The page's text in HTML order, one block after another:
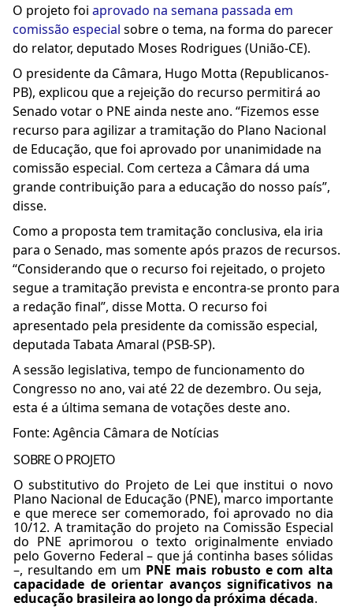
O projeto foi aprovado na semana passada em
comissão especial sobre o tema, na forma do parecer
do relator, deputado Moses Rodrigues (União-CE).
O presidente da Câmara, Hugo Motta (Republicanos-
PB), explicou que a rejeição do recurso permitirá ao
Senado votar o PNE ainda neste ano. “Fizemos esse
recurso para agilizar a tramitação do Plano Nacional
de Educação, que foi aprovado por unanimidade na
comissão especial. Com certeza a Câmara dá uma
grande contribuição para a educação do nosso país”,
disse.
Como a proposta tem tramitação conclusiva, ela iria
para o Senado, mas somente após prazos de recursos.
“Considerando que o recurso foi rejeitado, o projeto
segue a tramitação prevista e encontra-se pronto para
a redação final”, disse Motta. O recurso foi
apresentado pela presidente da comissão especial,
deputada Tabata Amaral (PSB-SP).
A sessão legislativa, tempo de funcionamento do
Congresso no ano, vai até 22 de dezembro. Ou seja,
esta é a última semana de votações deste ano.
Fonte: Agência Câmara de Notícias
SOBRE O PROJETO
O substitutivo do Projeto de Lei que institui o novo
Plano Nacional de Educação (PNE), marco importante
e que merece ser comemorado, foi aprovado no dia
10/12. A tramitação do projeto na Comissão Especial
do PNE aprimorou o texto originalmente enviado
pelo Governo Federal– que já continha bases sólidas
–, resultando em um PNE mais robusto e com alta
capacidade de orientar avanços significativos na
educação brasileiraaolongoda próxima década.